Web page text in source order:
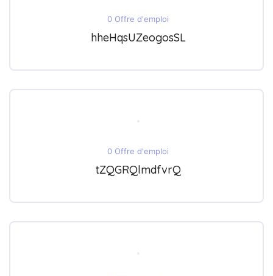
0 Offre d'emploi
hheHqsUZeogosSL
0 Offre d'emploi
tZQGRQlmdfvrQ